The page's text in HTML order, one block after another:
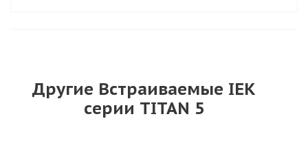
Другие Встраиваемые IEK
серии TITAN 5